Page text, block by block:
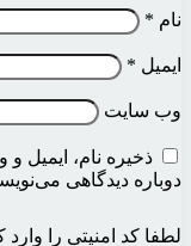
نام *
ایمیل *
وب‌ سایت
ذخیره نام، ایمیل
دوباره دیدگاهی
لطفا کد امنیتی را وارد